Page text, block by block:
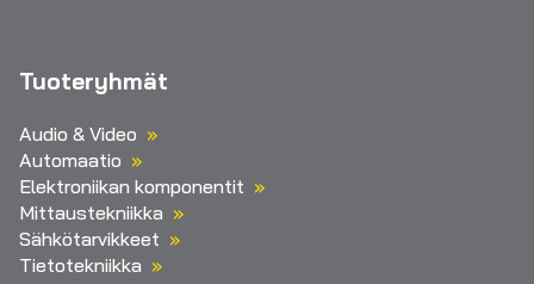
Tuoteryhmät
Audio & Video
Automaatio
Elektroniikan komponentit
Mittaustekniikka
Sähkötarvikkeet
Tietotekniikka